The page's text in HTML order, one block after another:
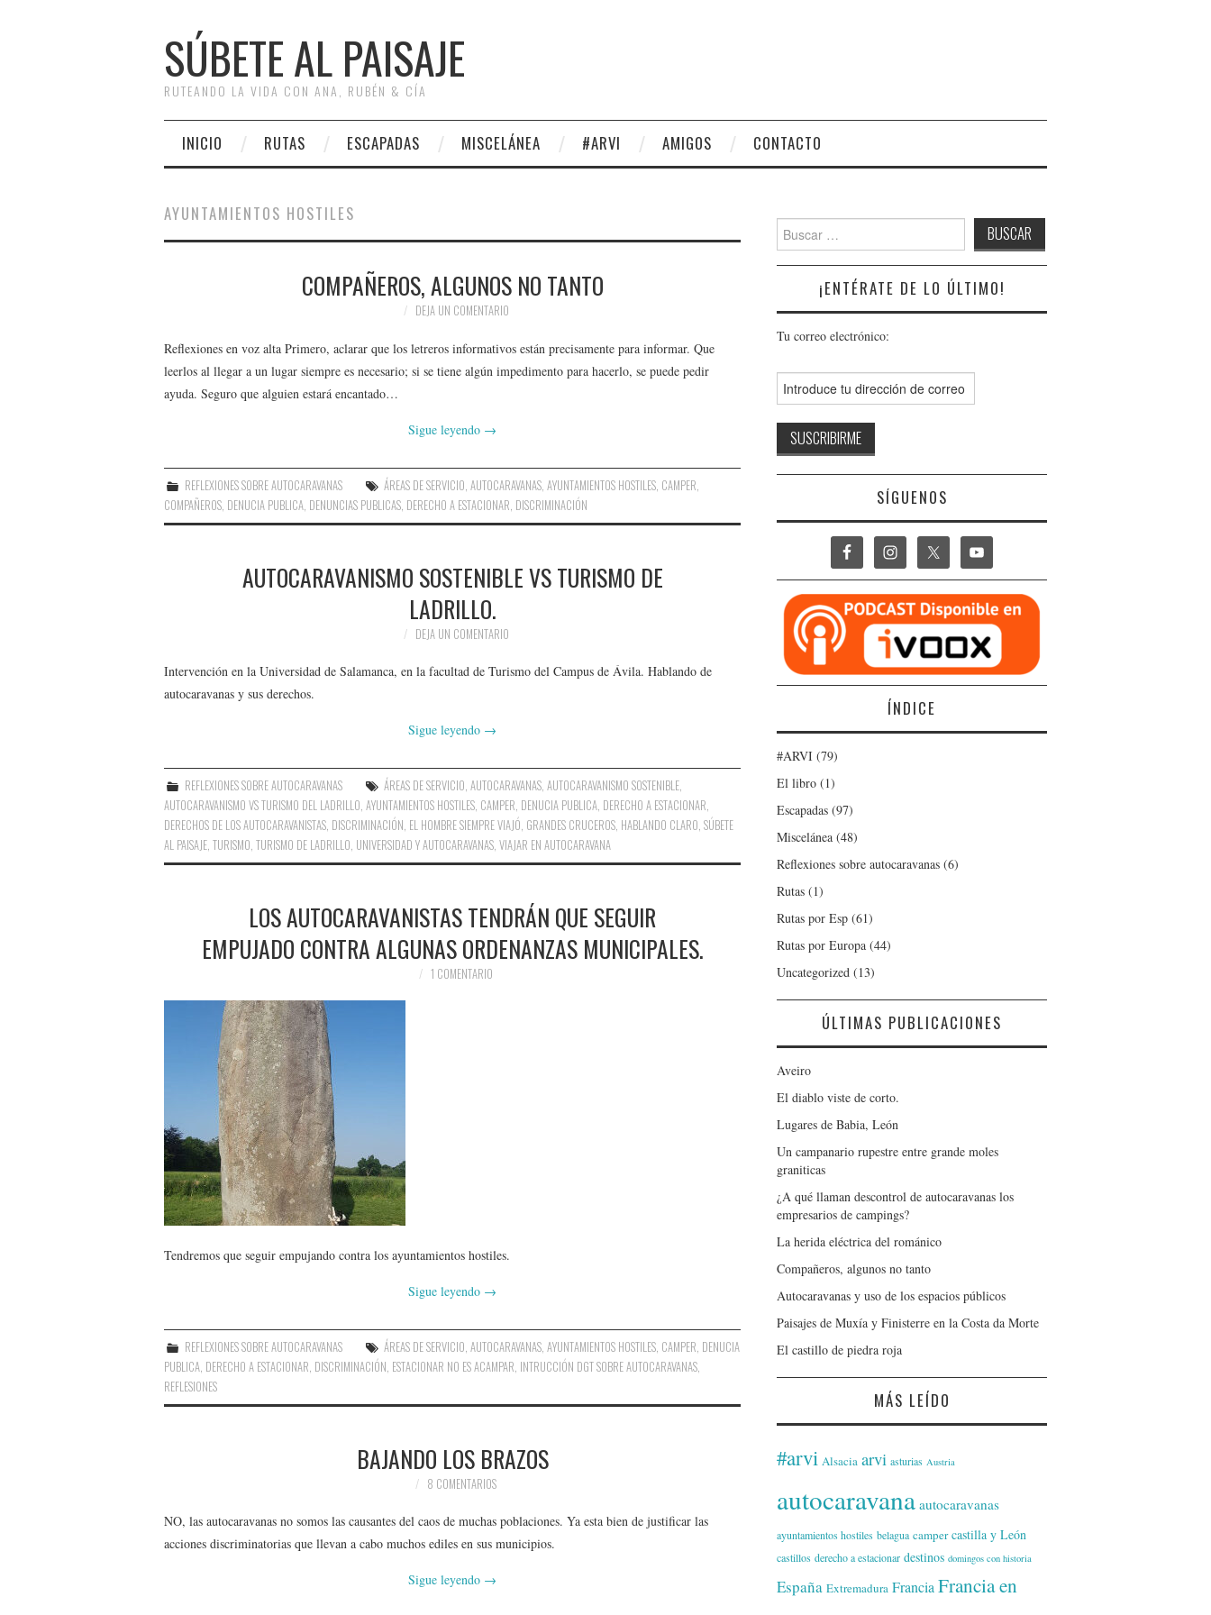
SÚBETE AL PAISAJE
RUTEANDO LA VIDA CON ANA, RUBÉN & CÍA
INICIO RUTAS ESCAPADAS MISCELÁNEA #ARVI AMIGOS CONTACTO
AYUNTAMIENTOS HOSTILES
COMPAÑEROS, ALGUNOS NO TANTO
DEJA UN COMENTARIO
Reflexiones en voz alta Primero, aclarar que los letreros informativos están precisamente para informar. Que
leerlos al llegar a un lugar siempre es necesario; si se tiene algún impedimento para hacerlo, se puede pedir
ayuda. Seguro que alguien estará encantado…
Sigue leyendo →
REFLEXIONES SOBRE AUTOCARAVANAS ÁREAS DE SERVICIO ,AUTOCARAVANAS ,AYUNTAMIENTOS HOSTILES CAMPER
COMPAÑEROS DENUCIA PUBLICA DENUNCIAS PUBLICAS DERECHO A ESTACIONAR DISCRIMINACIÓN
AUTOCARAVANISMO SOSTENIBLE VS TURISMO DE
LADRILLO.
DEJA UN COMENTARIO
Intervención en la Universidad de Salamanca, en la facultad de Turismo del Campus de Ávila. Hablando de
autocaravanas y sus derechos.
Sigue leyendo →
REFLEXIONES SOBRE AUTOCARAVANAS ÁREAS DE SERVICIO,AUTOCARAVANAS,AUTOCARAVANISMO SOSTENIBLE,
AUTOCARAVANISMO VS TURISMO DEL LADRILLO, AYUNTAMIENTOS HOSTILES, CAMPER, DENUCIA PUBLICA, DERECHO A ESTACIONAR,
DERECHOS DE LOS AUTOCARAVANISTAS, DISCRIMINACIÓN, EL HOMBRE SIEMPRE VIAJÓ, GRANDES CRUCEROS, HABLANDO CLARO, SÚBETE
AL PAISAJE, TURISMO, TURISMO DE LADRILLO, UNIVERSIDAD Y AUTOCARAVANAS, VIAJAR EN AUTOCARAVANA
LOS AUTOCARAVANISTAS TENDRÁN QUE SEGUIR
EMPUJADO CONTRA ALGUNAS ORDENANZAS MUNICIPALES.
1 COMENTARIO
Tendremos que seguir empujando contra los ayuntamientos hostiles.
Sigue leyendo →
REFLEXIONES SOBRE AUTOCARAVANAS ÁREAS DE SERVICIO ,AUTOCARAVANAS ,AYUNTAMIENTOS HOSTILES CAMPER DENUCIA
PUBLICA DERECHO A ESTACIONAR DISCRIMINACIÓN ESTACIONAR NO ES ACAMPAR INTRUCCIÓN DGT SOBRE AUTOCARAVANAS
REFLESIONES
BAJANDO LOS BRAZOS
8 COMENTARIOS
NO, las autocaravanas no somos las causantes del caos de muchas poblaciones. Ya esta bien de justificar las
acciones discriminatorias que llevan a cabo muchos ediles en sus municipios.
Sigue leyendo →
Buscar:
¡ENTÉRATE DE LO ÚLTIMO!
Tu correo electrónico:
SÍGUENOS
ÍNDICE
#ARVI (79)
El libro (1)
Escapadas (97)
Miscelánea (48)
Reflexiones sobre autocaravanas (6)
Rutas (1)
Rutas por Esp (61)
Rutas por Europa (44)
Uncategorized (13)
ÚLTIMAS PUBLICACIONES
Aveiro
El diablo viste de corto.
Lugares de Babia, León
Un campanario rupestre entre grande moles
graniticas
¿A qué llaman descontrol de autocaravanas los
empresarios de campings?
La herida eléctrica del románico
Compañeros, algunos no tanto
Autocaravanas y uso de los espacios públicos
Paisajes de Muxía y Finisterre en la Costa da Morte
El castillo de piedra roja
MÁS LEÍDO
#arvi Alsacia arvi asturias Austria
autocaravana autocaravanas
ayuntamientos hostiles belagua camper castilla y León
castillos derecho a estacionar destinos domingos con historia
España Extremadura Francia Francia en